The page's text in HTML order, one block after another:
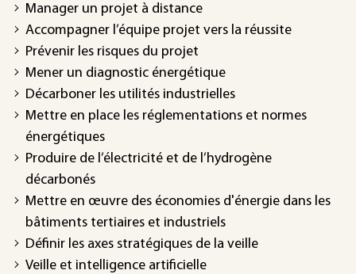
Manager un projet à distance
Accompagner l’équipe projet vers la réussite
Prévenir les risques du projet
Mener un diagnostic énergétique
Décarboner les utilités industrielles
Mettre en place les réglementations et normes
énergétiques
Produire de l’électricité et de l’hydrogène
décarbonés
Mettre en œuvre des économies d'énergie dans les
bâtiments tertiaires et industriels
Définir les axes stratégiques de la veille
Veille et intelligence artificielle